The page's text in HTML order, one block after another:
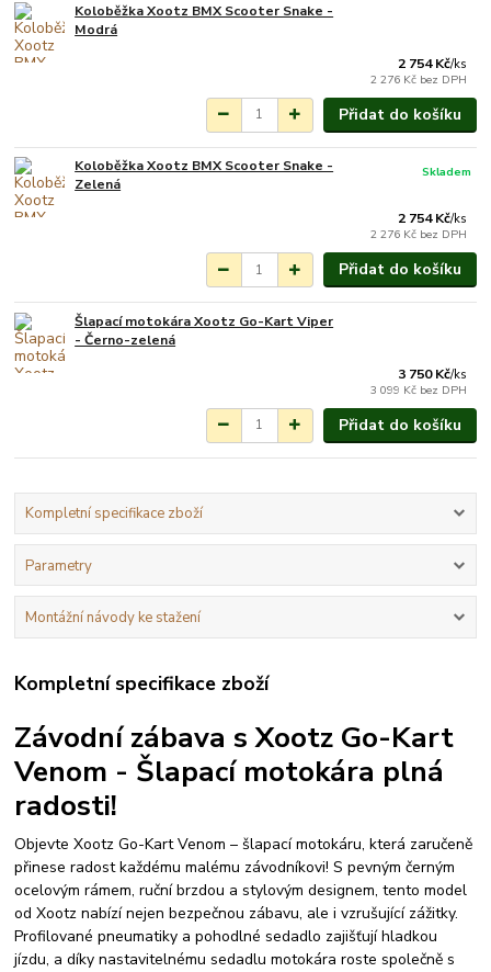
Koloběžka Xootz BMX Scooter Snake -
Modrá
2 754 Kč/ks
2 276 Kč bez DPH
Přidat do košíku
Koloběžka Xootz BMX Scooter Snake -
Zelená
2 754 Kč/ks
2 276 Kč bez DPH
Skladem
Přidat do košíku
Šlapací motokára Xootz Go-Kart Viper
- Černo-zelená
3 750 Kč/ks
3 099 Kč bez DPH
Přidat do košíku
Kompletní specifikace zboží
Parametry
Montážní návody ke stažení
Kompletní specifikace zboží
Závodní zábava s Xootz Go-Kart
Venom - Šlapací motokára plná
radosti!
Objevte Xootz Go-Kart Venom – šlapací motokáru, která zaručeně
přinese radost každému malému závodníkovi! S pevným černým
ocelovým rámem, ruční brzdou a stylovým designem, tento model
od Xootz nabízí nejen bezpečnou zábavu, ale i vzrušující zážitky.
Profilované pneumatiky a pohodlné sedadlo zajišťují hladkou
jízdu, a díky nastavitelnému sedadlu motokára roste společně s